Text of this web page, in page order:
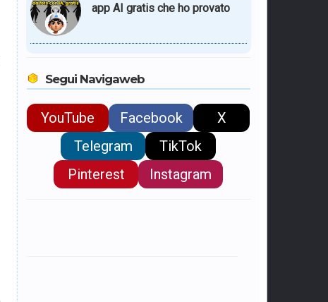
app AI gratis che ho provato
Segui Navigaweb
YouTube Facebook
X
Telegram
TikTok
Pinterest
Instagram